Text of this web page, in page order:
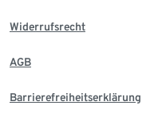
Widerrufsrecht
AGB
Barrierefreiheitserklärung